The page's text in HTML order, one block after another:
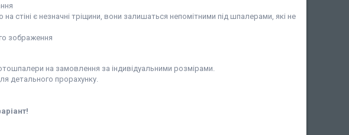
стіні є незначні тріщини, вони залишаться непомітними під шпалерами, які не
зображення
на замовлення за індивідуальними розмірами.
детального прорахунку.